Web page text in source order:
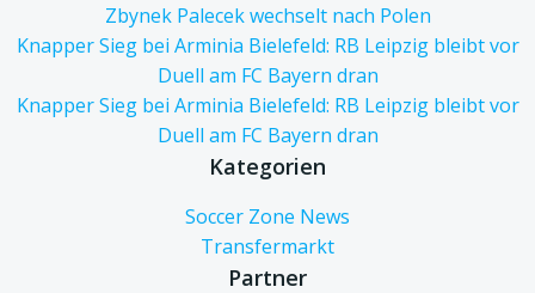
Zbynek Palecek wechselt nach Polen
Knapper Sieg bei Arminia Bielefeld: RB Leipzig bleibt vor
Duell am FC Bayern dran
Knapper Sieg bei Arminia Bielefeld: RB Leipzig bleibt vor
Duell am FC Bayern dran
Kategorien
Soccer Zone News
Transfermarkt
Partner